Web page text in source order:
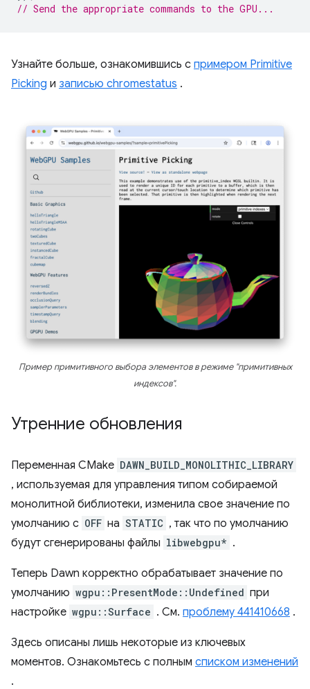
// Send the appropriate commands to the GPU...
Узнайте больше, ознакомившись с примером Primitive
Picking и записью chromestatus .
Пример примитивного выбора элементов в режиме "примитивных
индексов".
Утренние обновления
Переменная CMake DAWN_BUILD_MONOLITHIC_LIBRARY
, используемая для управления типом собираемой
монолитной библиотеки, изменила свое значение по
умолчанию с OFF на STATIC , так что по умолчанию
будут сгенерированы файлы libwebgpu* .
Теперь Dawn корректно обрабатывает значение по
умолчанию wgpu::PresentMode::Undefined при
настройке wgpu::Surface . См. проблему 441410668 .
Здесь описаны лишь некоторые из ключевых
моментов. Ознакомьтесь с полным списком изменений
.